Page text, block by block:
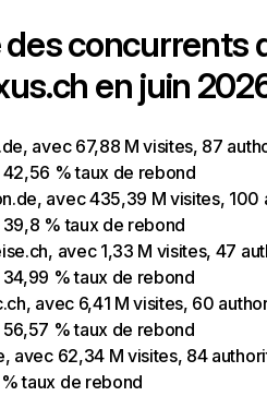
des concurrents
en juin
avec 67,88 M visites, 87
% taux de rebond
avec 435,39 M visites, 100
% taux de rebond
avec 1,33 M visites, 47
% taux de rebond
avec 6,41 M visites, 60
% taux de rebond
avec 62,34 M visites, 84
taux de rebond